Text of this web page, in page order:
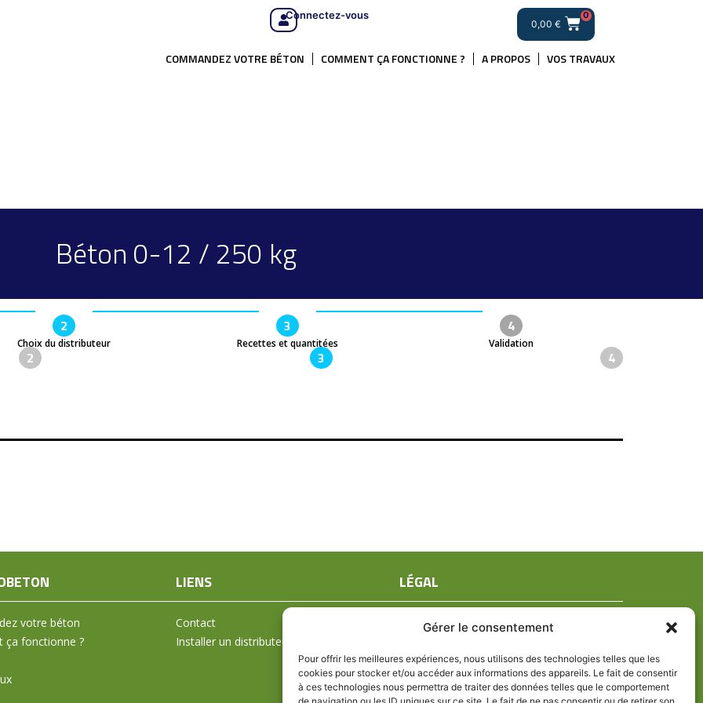
Gérer le consentement
Pour offrir les meilleures expériences, nous utilisons des technologies telles que les
cookies pour stocker et/ou accéder aux informations des appareils. Le fait de consentir
à ces technologies nous permettra de traiter des données telles que le comportement
Connectez-vous
0,00 €
0
COMMANDEZ VOTRE BÉTON COMMENT ÇA FONCTIONNE ? A PROPOS VOS TRAVAUX
Béton 0-12 / 250 kg
2
Choix du distributeur
3
Recettes et quantitées
4
Validation
2 3 4
votre béton
ça fonctionne ?
LIENS
Contact
Installer un distributeur
LÉGAL
Mentions légales
Politique de confidentialité
Politique de cookies (UE)